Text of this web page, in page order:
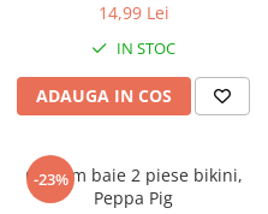
14,99 Lei
IN STOC
ADAUGA IN COS
-23%
Costum baie 2 piese bikini,
Peppa Pig